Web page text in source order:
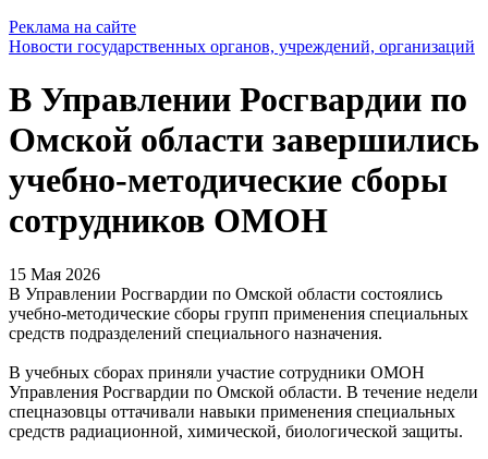
Реклама на сайте
Новости государственных органов, учреждений, организаций
В Управлении Росгвардии по
Омской области завершились
учебно-методические сборы
сотрудников ОМОН
15 Мая 2026
В Управлении Росгвардии по Омской области состоялись
учебно-методические сборы групп применения специальных
средств подразделений специального назначения.
В учебных сборах приняли участие сотрудники ОМОН
Управления Росгвардии по Омской области. В течение недели
спецназовцы оттачивали навыки применения специальных
средств радиационной, химической, биологической защиты.